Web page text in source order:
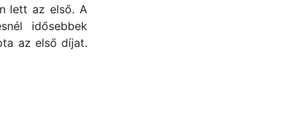
lett az első. A
idősebbek
az első díjat.